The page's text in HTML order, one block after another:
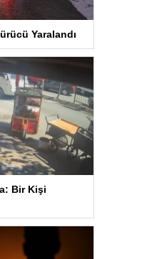
Yaralandı
Bir Kişi